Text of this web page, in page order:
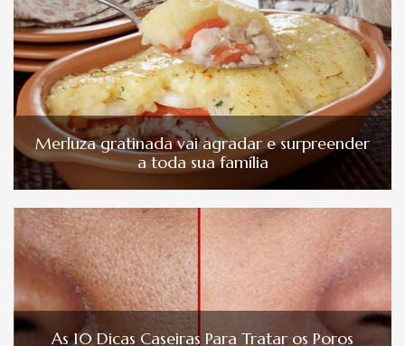
Merluza gratinada vai agradar e surpreender
a toda sua família
As 10 Dicas Caseiras Para Tratar os Poros